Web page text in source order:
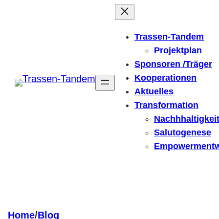
Trassen-Tandem
Projektplan
Sponsoren /Träger
Kooperationen
Aktuelles
Transformation
Nachhhaltigkeit
Salutogenese
Home/Blog